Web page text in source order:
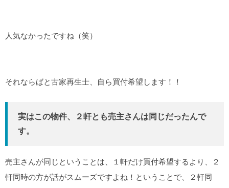
人気なかったですね（笑）
それならばと古家再生士、自ら買付希望します！！
実はこの物件、２軒とも売主さんは同じだったんで
す。
売主さんが同じということは、１軒だけ買付希望するより、２
軒同時の方が話がスムーズですよね！ということで、２軒同